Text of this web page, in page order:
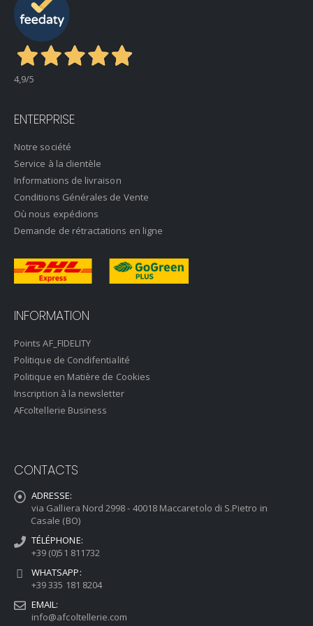
4,9/5
ENTERPRISE
Notre société
Service à la clientèle
Informations de livraison
Conditions Générales de Vente
Où nous expédions
Demande de rétractations en ligne
INFORMATION
Points AF_FIDELITY
Politique de Condifentialité
Politique en Matière de Cookies
Inscription à la newsletter
AFcoltellerie Business
CONTACTS
ADRESSE:
via Galliera Nord 2998 - 40018 Maccaretolo di S.Pietro in
Casale (BO)
TÉLÉPHONE:
+39 (0)51 811732
WHATSAPP:
+39 335 181 8204
EMAIL:
info@afcoltellerie.com